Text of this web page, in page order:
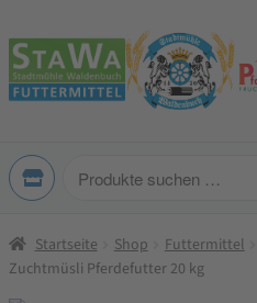
Zur
Navigation
springen
Zum
Inhalt
springen
Produkte
Startseite Shop Futtermittel
Zuchtmüsli Pferdefutter 20 kg